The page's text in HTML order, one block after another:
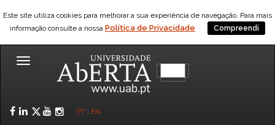
Este site utiliza cookies para melhorar a sua experiência de navegação. Para mais
informação consulte a nossa Política de Privacidade Compreendi
Toggle
Facebook
LinkedIn
Twitter
YouTube
Instagram
PT EN